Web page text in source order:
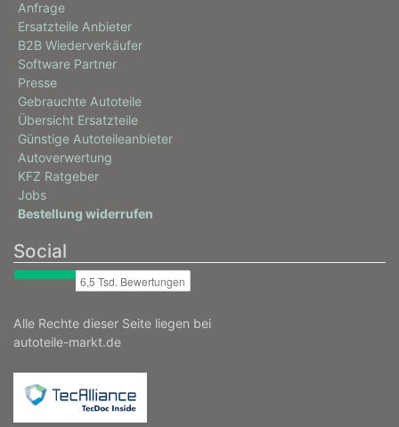
Anfrage
Ersatzteile Anbieter
B2B Wiederverkäufer
Software Partner
Presse
Gebrauchte Autoteile
Übersicht Ersatzteile
Günstige Autoteileanbieter
Autoverwertung
KFZ Ratgeber
Jobs
Bestellung widerrufen
Social
Alle Rechte dieser Seite liegen bei
autoteile-markt.de